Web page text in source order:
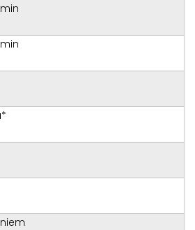
maszyn i urządzeń
wew. 21
179